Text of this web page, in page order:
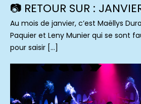
📷 RETOUR SUR :
Au mois de janvier, c’est Maëllys
Paquier et Leny Munier qui se sont
pour saisir […]